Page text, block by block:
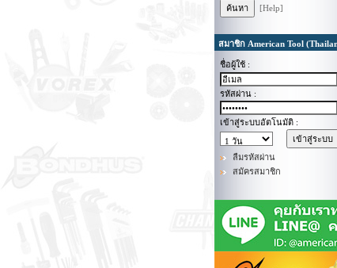
[Help]
สมาชิก American Tool
ชื่อผู้ใช้ :
รหัสผ่าน :
เข้าสู่ระบบอัตโนมัติ :
ลืมรหัสผ่าน
สมัครสมาชิก